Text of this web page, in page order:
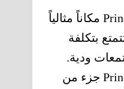
تعد Prince Edward Island مكاناً مثالياً
بتكلفة
ودية.
تعد Prince Edward Island جزء من